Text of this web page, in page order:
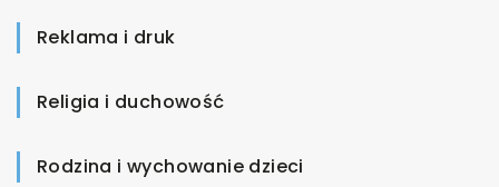
Reklama i druk
Religia i duchowość
Rodzina i wychowanie dzieci